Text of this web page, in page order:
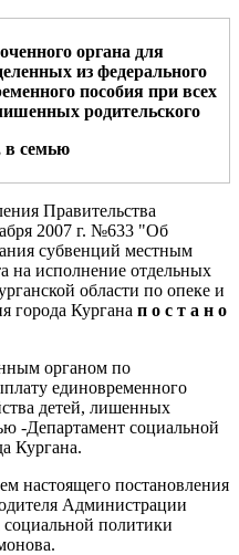
органа для
из федерального
пособия при всех
родительского
в семью
Правительства
2007 г. №633 "Об
субвенций местным
на исполнение отдельных
области по опеке и
города Кургана п о с т а н о
органом по
единовременного
детей, лишенных
-Департамент социальной
Кургана.
настоящего постановления
Администрации
социальной политики